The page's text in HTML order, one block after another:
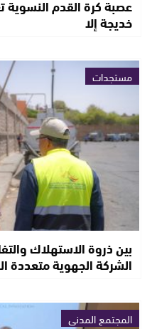
عصبة كرة القدم النسوية
خديجة إلا
مستجدات
بين ذروة الاستهلاك
الشركة الجهوية متعددة
المجتمع المدني